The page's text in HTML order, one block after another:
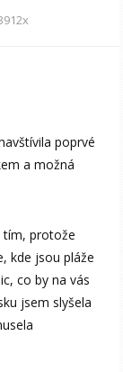
poprvé
a možná
tím, protože
kde jsou pláže
co by na vás
jsem slyšela